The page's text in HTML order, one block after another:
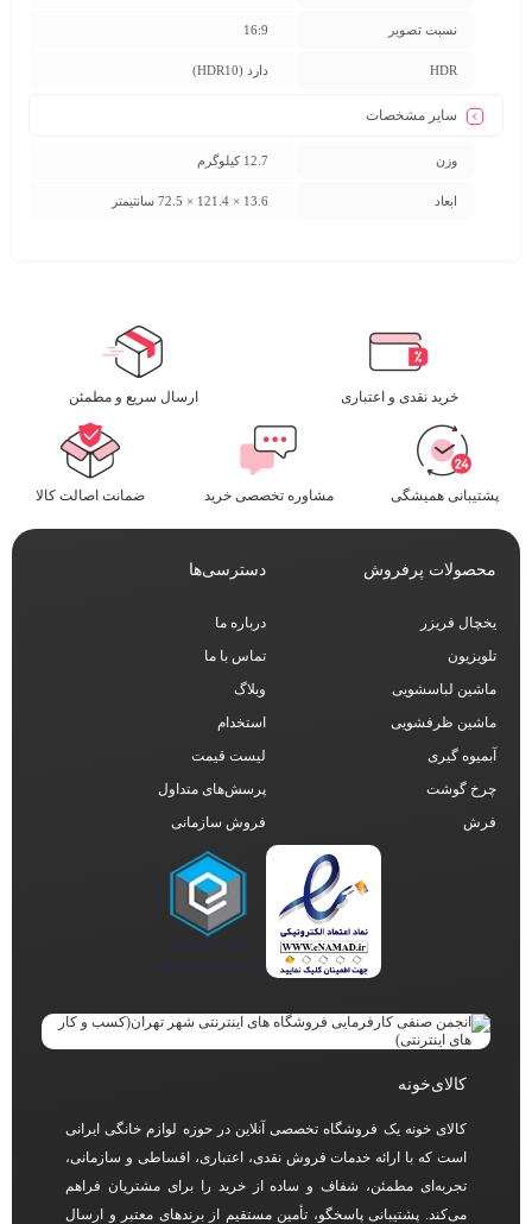
نسبت تصویر 16:9
HDR دارد (HDR10)
سایر مشخصات
وزن 12.7 کیلوگرم
ابعاد 13.6 × 121.4 × 72.5 سانتیمتر
خرید نقدی و اعتباری ارسال سریع و مطمئن​
پشتیبانی همیشگی مشاوره تخصصی خرید ضمانت اصالت کالا
محصولات پرفروش
یخچال فریزر
تلویزیون
ماشین لباسشویی
ماشین ظرفشویی
آبمیوه گیری
چرخ گوشت
فرش
دسترسی‌ها
درباره ما
تماس با ما
وبلاگ
استخدام
لیست قیمت
پرسش‌های متداول
فروش سازمانی
کالای‌خونه
کالای خونه یک فروشگاه تخصصی آنلاین در حوزه لوازم خانگی ایرانی
است که با ارائه خدمات فروش نقدی، اعتباری، اقساطی و سازمانی،
تجربه‌ای مطمئن، شفاف و ساده از خرید را برای مشتریان فراهم
می‌کند. پشتیبانی پاسخگو، تأمین مستقیم از برندهای معتبر و ارسال